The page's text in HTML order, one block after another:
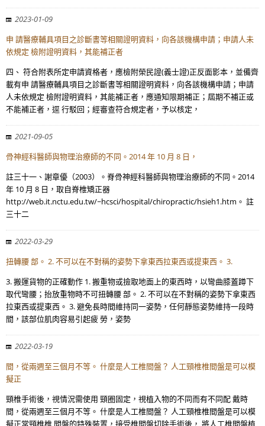
2023-01-09
申 請醫療輔具項目之診斷書等相關證明資料，向各該機構申請；申請人未
依規定 檢附證明資料，其能補正者
四、 符合附表所定申請資格者，應檢附榮民證(義士證)正反面影本，並備齊
載有申 請醫療輔具項目之診斷書等相關證明資料，向各該機構申請；申請
人未依規定 檢附證明資料，其能補正者，應通知限期補正；屆期不補正或
不能補正者，逕 行駁回；經審查符合規定者，予以核定，
2021-09-05
骨神經科醫師與物理治療師的不同。2014 年 10 月 8 日，
註三十一、謝章優（2003）。脊骨神經科醫師與物理治療師的不同。2014
年 10 月 8 日，取自脊椎矯正器
http://web.it.nctu.edu.tw/~hcsci/hospital/chiropractic/hsieh1.htm。 註
三十二
2022-03-29
扭轉腰 部。 2. 不可以在不對稱的姿勢下拿東西拉東西或提東西。 3.
3. 搬運貨物的正確動作 1. 搬重物或撿取地面上的東西時，以彎曲膝蓋蹲下
取代彎腰；抬放重物時不可扭轉腰 部。 2. 不可以在不對稱的姿勢下拿東西
拉東西或提東西。 3. 避免長時間維持同一姿勢，任何靜態姿勢維持一段時
間，該部位肌肉容易引起疲 勞，姿勢
2022-03-19
間，從兩週至三個月不等。 什麼是人工椎間盤？ 人工頸椎椎間盤是可以模
擬正
頸椎手術後，視情況需使用 頸圈固定，視植入物的不同而有不同配 戴時
間，從兩週至三個月不等。 什麼是人工椎間盤？ 人工頸椎椎間盤是可以模
擬正常頸椎椎 間盤的特殊裝置，接受椎間盤切除手術後， 將人工椎間盤植